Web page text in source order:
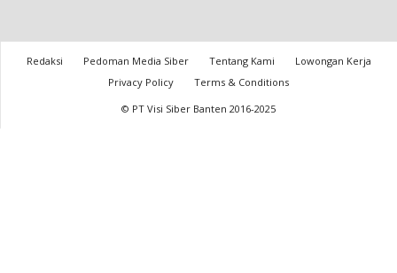
Redaksi Pedoman Media Siber Tentang Kami
Lowongan Kerja
Privacy Policy
Terms & Conditions
© PT Visi Siber Banten 2016-2025